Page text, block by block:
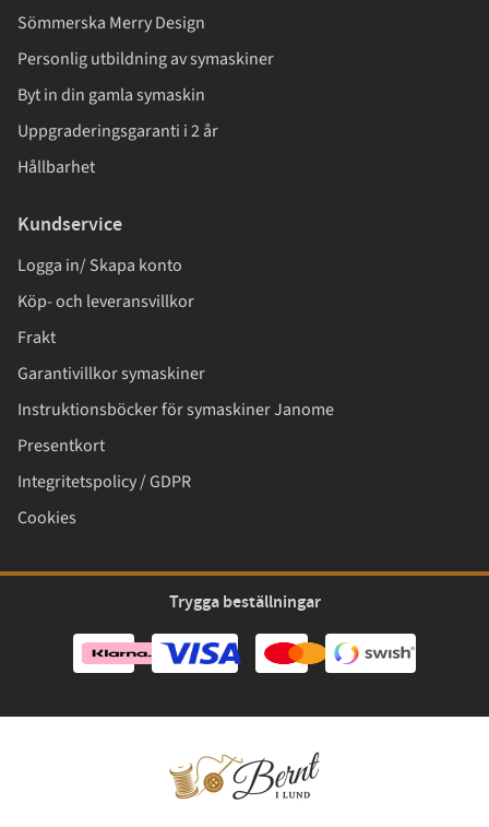
Sömmerska Merry Design
Personlig utbildning av symaskiner
Byt in din gamla symaskin
Uppgraderingsgaranti i 2 år
Hållbarhet
Kundservice
Logga in/ Skapa konto
Köp- och leveransvillkor
Frakt
Garantivillkor symaskiner
Instruktionsböcker för symaskiner Janome
Presentkort
Integritetspolicy / GDPR
Cookies
Trygga beställningar